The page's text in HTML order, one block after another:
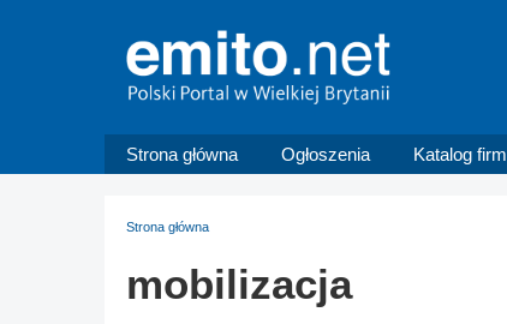
Strona główna Ogłoszenia Katalog firm
Strona główna
mobilizacja